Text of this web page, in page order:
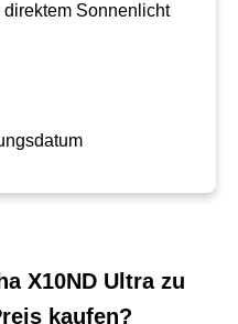
Sonnenlicht
X10ND Ultra zu
kaufen?